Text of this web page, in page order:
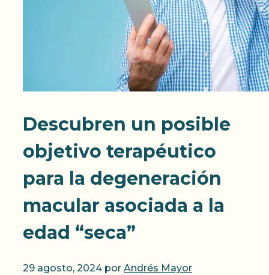
Descubren un posible
objetivo terapéutico
para la degeneración
macular asociada a la
edad “seca”
29 agosto, 2024 por Andrés Mayor